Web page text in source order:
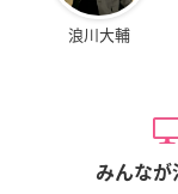
浪川大輔
みんなが